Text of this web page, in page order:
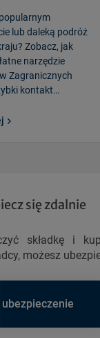
lub daleką podróż
Zobacz, jak
narzędzie
Zagranicznych
kontakt…
się zdalnie
składkę i
możesz
ubezpieczenie